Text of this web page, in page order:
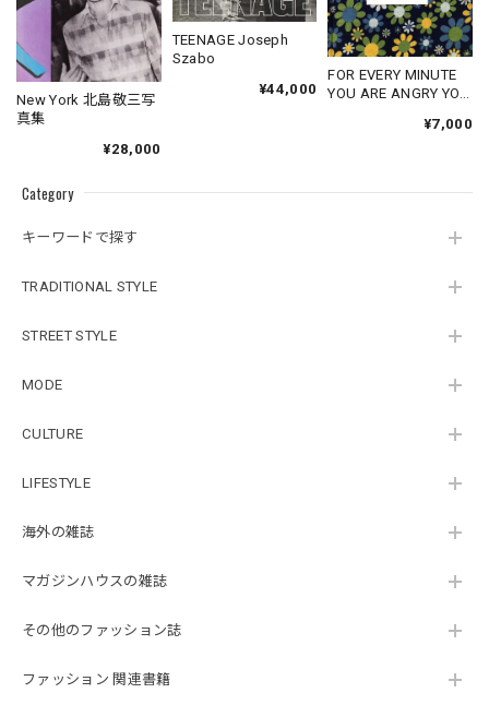
Category
キーワードで探す
TRADITIONAL STYLE
STREET STYLE
MODE
CULTURE
LIFESTYLE
海外の雑誌
マガジンハウスの雑誌
その他のファッション誌
ファッション 関連書籍
New York 北島敬三写
真集
¥28,000
TEENAGE Joseph
Szabo
¥44,000
FOR EVERY MINUTE
YOU ARE ANGRY YOU
¥7,000